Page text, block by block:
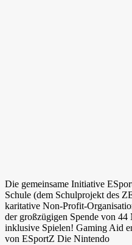
Die gemeinsame Initiative
Schule (dem Schulprojekt des
karitative Non-Profit-
der großzügigen Spende von
inklusive Spielen! Gaming Aid
von ESportZ Die Nintendo